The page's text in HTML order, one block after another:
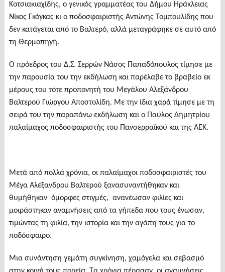
Κοτσιακιαχίδης, ο γενικός γραμματέας του Δήμου Ηράκλειας
Νίκος Γκόγκας κι ο ποδοσφαιριστής Αντώνης Τομπουλίδης που
δεν κατάγεται από το Βαλτερό, αλλά μεταγράφηκε σε αυτό από
τη Θερμοπηγή.
Ο πρόεδρος του Δ.Σ. Σερρών Νάσος Παπαδόπουλος τίμησε με
την παρουσία του την εκδήλωση και παρέλαβε το βραβείο εκ
μέρους του τότε προπονητή του Μεγάλου Αλεξάνδρου
Βαλτερού Γιώργου Αποστολίδη. Με την ίδια χαρά τίμησε με τη
σειρά του την παραπάνω εκδήλωση και ο Παύλος Δημητρίου
παλαίμαχος ποδοσφαιριστής του Πανσερραϊκού και της ΑΕΚ.
Μετά από πολλά χρόνια, οι παλαίμαχοι ποδοσφαιριστές του
Μέγα Αλέξανδρου Βαλτερού ξανασυναντήθηκαν και
θυμήθηκαν όμορφες στιγμές, ανανέωσαν φιλίες και
μοιράστηκαν αναμνήσεις από τα γήπεδα που τους ένωσαν,
τιμώντας τη φιλία, την ιστορία και την αγάπη τους για το
ποδόσφαιρο.
Μια συνάντηση γεμάτη συγκίνηση, χαμόγελα και σεβασμό